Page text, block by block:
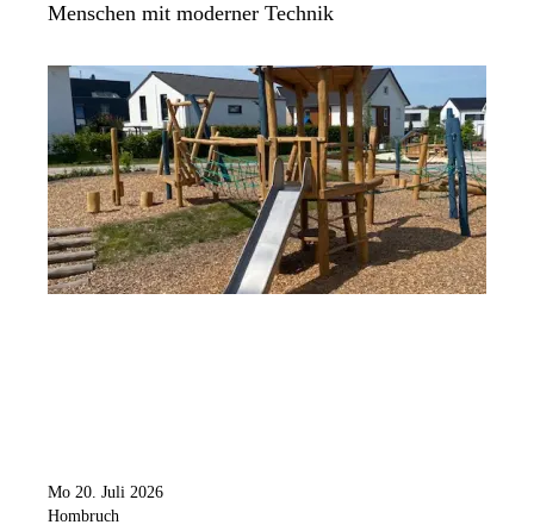
Menschen mit moderner Technik
Mo 20. Juli 2026
Hombruch